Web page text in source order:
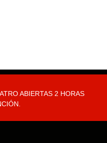
ABIERTAS 2 HORAS